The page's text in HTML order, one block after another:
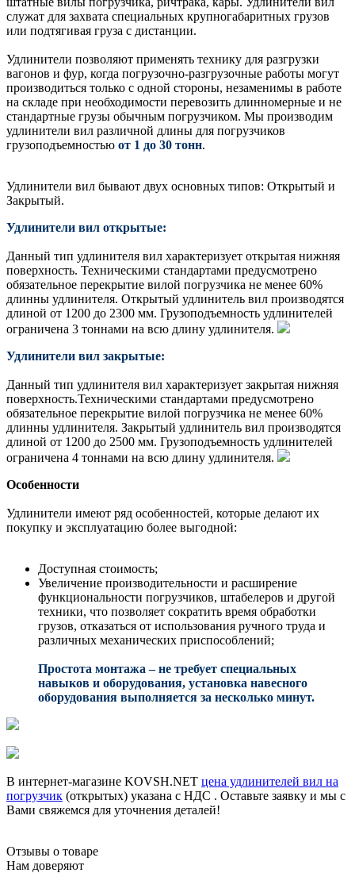
служат для захвата специальных крупногабаритных грузов
или подтягивая груза с дистанции.
Удлинители позволяют применять технику для разгрузки
вагонов и фур, когда погрузочно-разгрузочные работы могут
производиться только с одной стороны, незаменимы в работе
на складе при необходимости перевозить длинномерные и не
стандартные грузы обычным погрузчиком. Мы производим
удлинители вил различной длины для погрузчиков
грузоподъемностью от 1 до 30 тонн.
Удлинители вил бывают двух основных типов: Открытый и
Закрытый.
Удлинители вил открытые:
Данный тип удлинителя вил характеризует открытая нижняя
поверхность. Техническими стандартами предусмотрено
обязательное перекрытие вилой погрузчика не менее 60%
длинны удлинителя. Открытый удлинитель вил производятся
длиной от 1200 до 2300 мм. Грузоподъемность удлинителей
ограничена 3 тоннами на всю длину удлинителя.
Удлинители вил закрытые:
Данный тип удлинителя вил характеризует закрытая нижняя
поверхность.Техническими стандартами предусмотрено
обязательное перекрытие вилой погрузчика не менее 60%
длинны удлинителя. Закрытый удлинитель вил производятся
длиной от 1200 до 2500 мм. Грузоподъемность удлинителей
ограничена 4 тоннами на всю длину удлинителя.
Особенности
Удлинители имеют ряд особенностей, которые делают их
покупку и эксплуатацию более выгодной:
Доступная стоимость;
Увеличение производительности и расширение
функциональности погрузчиков, штабелеров и другой
техники, что позволяет сократить время обработки
грузов, отказаться от использования ручного труда и
различных механических приспособлений;
Простота монтажа – не требует специальных
навыков и оборудования, установка навесного
оборудования выполняется за несколько минут.
В интернет-магазине KOVSH.NET цена удлинителей вил на
погрузчик (открытых) указана с НДС . Оставьте заявку и мы с
Вами свяжемся для уточнения деталей!
Отзывы о товаре
Нам доверяют